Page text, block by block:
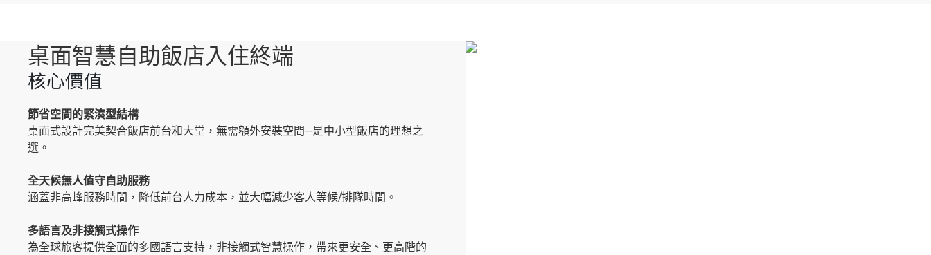
桌面智慧自助飯店入住終端
核心價值
節省空間的緊湊型結構
桌面式設計完美契合飯店前台和大堂，無需額外安裝空間—是中小型飯店的理想之
選。
全天候無人值守自助服務
涵蓋非高峰服務時間，降低前台人力成本，並大幅減少客人等候/排隊時間。
多語言及非接觸式操作
為全球旅客提供全面的多國語言支持，非接觸式智慧操作，帶來更安全、更高階的